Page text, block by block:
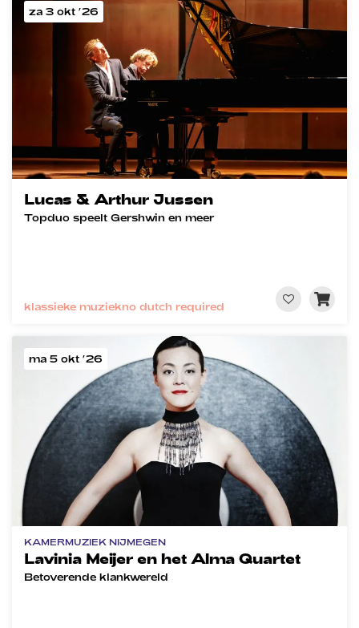
Lucas & Arthur Jussen
Topduo speelt Gershwin en meer
za 3 okt ’26
klassieke muziekno dutch required
Lavinia Meijer en het Alma Quartet
Betoverende klankwereld
KAMERMUZIEK NIJMEGEN
ma 5 okt ’26